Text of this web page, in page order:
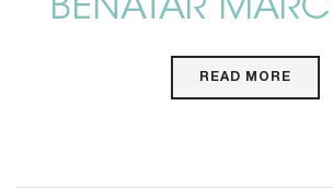
BENATAR MARC
READ MORE